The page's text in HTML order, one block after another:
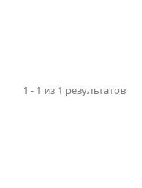
1 - 1 из 1 результатов